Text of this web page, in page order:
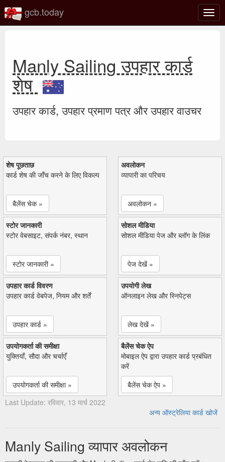
टॉगल
gcb.today
Manly Sailing उपहार कार्ड
शेष
उपहार कार्ड, उपहार प्रमाण पत्र और उपहार वाउचर
शेष पूछताछ
कार्ड शेष की जाँच करने के लिए विकल्प
बैलेंस चेक »
अवलोकन
व्यापारी का परिचय
अवलोकन »
स्टोर जानकारी
स्टोर वेबसाइट, संपर्क नंबर, स्थान
स्टोर जानकारी »
सोशल मीडिया
सोशल मीडिया पेज और ब्लॉग के लिंक
पेज देखें »
उपहार कार्ड विवरण
उपहार कार्ड वेबपेज, नियम और शर्तें
उपहार कार्ड »
उपयोगी लेख
ऑनलाइन लेख और स्निपेट्स
लेख देखें »
उपयोगकर्ता की समीक्षा
युक्तियाँ, सौदा और चर्चाएँ
उपयोगकर्ता की समीक्षा »
बैलेंस चेक ऐप
मोबाइल ऐप द्वारा उपहार कार्ड प्रबंधित
करें
बैलेंस चेक ऐप »
Last Update: रविवार, 13 मार्च 2022
अन्य ऑस्ट्रेलिया कार्ड खोजें
Manly Sailing व्यापार अवलोकन